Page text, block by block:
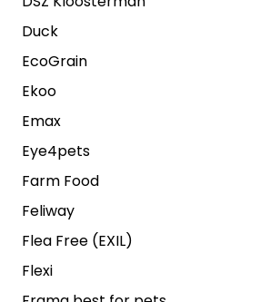
Duck
EcoGrain
Ekoo
Emax
Eye4pets
Farm Food
Feliway
Flea Free (EXIL)
Flexi